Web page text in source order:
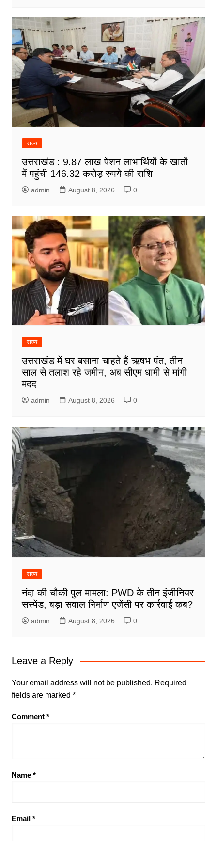
राज्य
उत्तराखंड : 9.87 लाख पेंशन लाभार्थियों के खातों
में पहुंची 146.32 करोड़ रुपये की राशि
admin August 8, 2026 0
राज्य
उत्तराखंड में घर बसाना चाहते हैं ऋषभ पंत, तीन
साल से तलाश रहे जमीन, अब सीएम धामी से मांगी
मदद
admin August 8, 2026 0
राज्य
नंदा की चौकी पुल मामला: PWD के तीन इंजीनियर
सस्पेंड, बड़ा सवाल निर्माण एजेंसी पर कार्रवाई कब?
admin August 8, 2026 0
Leave a Reply
Your email address will not be published. Required
fields are marked *
Comment *
Name *
Email *